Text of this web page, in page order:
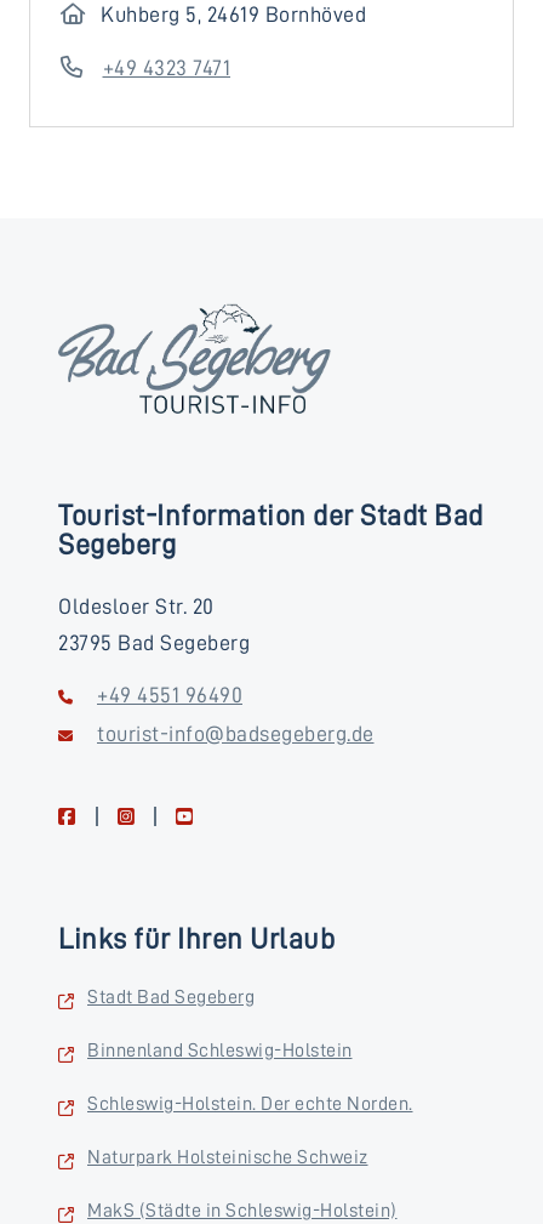
Kuhberg 5, 24619 Bornhöved
+49 4323 7471
Tourist-Information der Stadt Bad
Segeberg
Oldesloer Str. 20
23795 Bad Segeberg
+49 4551 96490
tourist-info@badsegeberg.de
facebookinstagramyoutube
Links für Ihren Urlaub
Stadt Bad Segeberg
Binnenland Schleswig-Holstein
Schleswig-Holstein. Der echte Norden.
Naturpark Holsteinische Schweiz
MakS (Städte in Schleswig-Holstein)